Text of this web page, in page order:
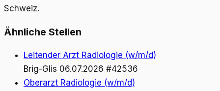
Schweiz.
Ähnliche Stellen
Leitender Arzt Radiologie (w/m/d)
Brig-Glis 06.07.2026 #42536
Oberarzt Radiologie (w/m/d)